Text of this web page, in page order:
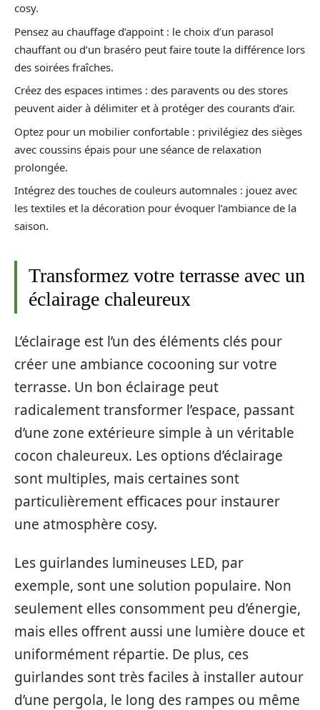
cosy.
Pensez au chauffage d’appoint : le choix d’un parasol
chauffant ou d’un braséro peut faire toute la différence lors
des soirées fraîches.
Créez des espaces intimes : des paravents ou des stores
peuvent aider à délimiter et à protéger des courants d’air.
Optez pour un mobilier confortable : privilégiez des sièges
avec coussins épais pour une séance de relaxation
prolongée.
Intégrez des touches de couleurs automnales : jouez avec
les textiles et la décoration pour évoquer l’ambiance de la
saison.
Transformez votre terrasse avec un
éclairage chaleureux
L’éclairage est l’un des éléments clés pour
créer une ambiance cocooning sur votre
terrasse. Un bon éclairage peut
radicalement transformer l’espace, passant
d’une zone extérieure simple à un véritable
cocon chaleureux. Les options d’éclairage
sont multiples, mais certaines sont
particulièrement efficaces pour instaurer
une atmosphère cosy.
Les guirlandes lumineuses LED, par
exemple, sont une solution populaire. Non
seulement elles consomment peu d’énergie,
mais elles offrent aussi une lumière douce et
uniformément répartie. De plus, ces
guirlandes sont très faciles à installer autour
d’une pergola, le long des rampes ou même